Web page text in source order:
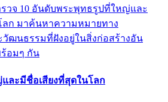
รวจ 10 อันดับพระพุทธรูปที่ใหญ่และ
ลก มาค้นหาความหมายทาง
วัฒนธรรมที่ฝังอยู่ในสิ่งก่อสร้างอัน
ร้อมๆ กัน
ละมีชื่อเสียงที่สุดในโลก